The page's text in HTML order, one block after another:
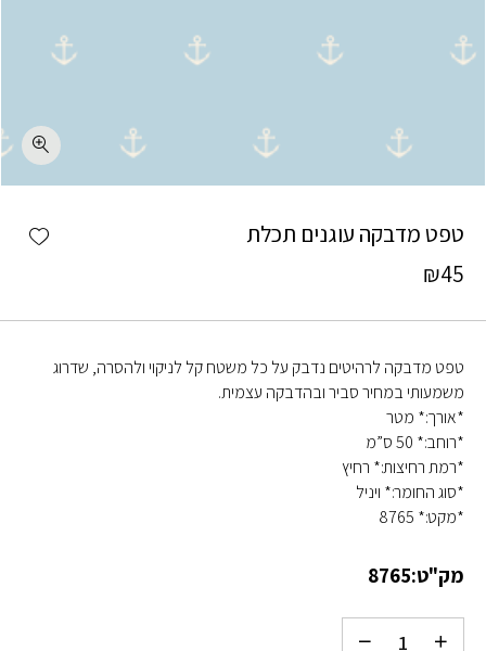
טפט מדבקה עוגנים תכלת
₪45
טפט מדבקה לרהיטים נדבק על כל משטח קל לניקוי ולהסרה, שדרוג
משמעותי במחיר סביר ובהדבקה עצמית.
*אורך:* מטר
*רוחב:* 50 ס”מ
*רמת רחיצות:* רחיץ
*סוג החומר:* ויניל
*מקט:* 8765
מק"ט:8765